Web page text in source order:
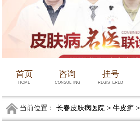
首页
HOME
咨询
CONSULTING
挂号
REGISTERED
当前位置： 长春皮肤病医院> 牛皮癣>